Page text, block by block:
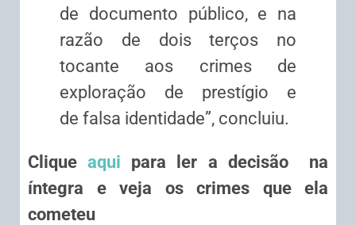
de documento público, e na
razão de dois terços no
tocante aos crimes de
exploração de prestígio e
de falsa identidade”, concluiu.
Cliqueaqui para ler a decisão na
íntegra e veja os crimes que ela
cometeu